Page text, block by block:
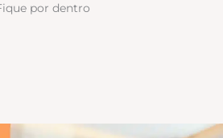
por dentro